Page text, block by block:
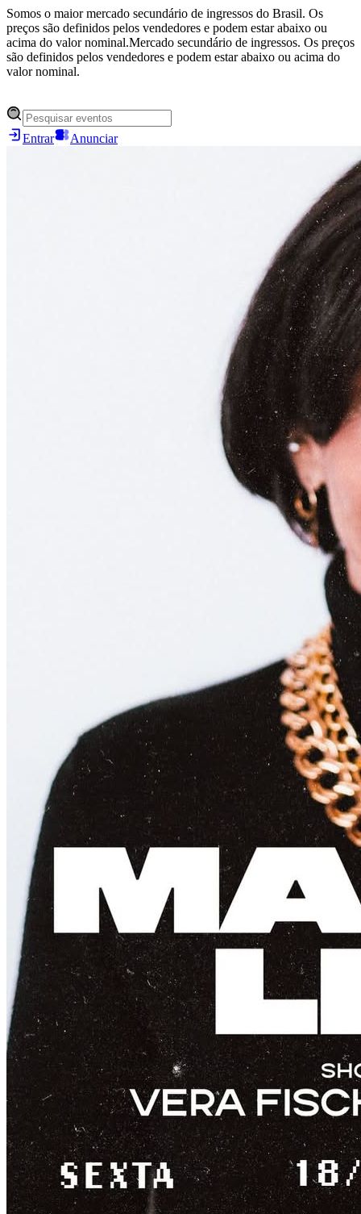
Somos o maior mercado secundário de ingressos do Brasil. Os
preços são definidos pelos vendedores e podem estar abaixo ou
acima do valor nominal.Mercado secundário de ingressos. Os preços
são definidos pelos vendedores e podem estar abaixo ou acima do
valor nominal.
Entrar Anunciar